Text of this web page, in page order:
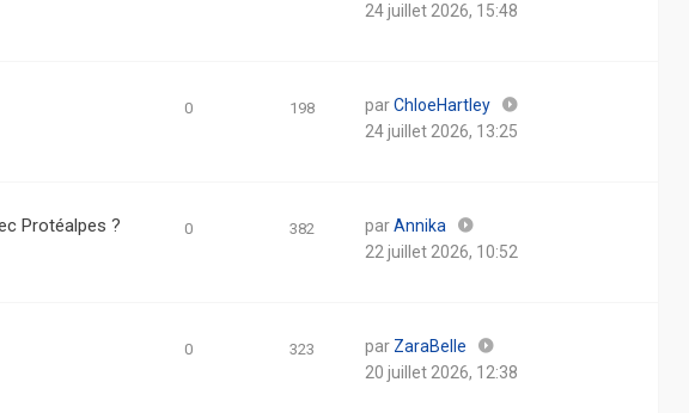
24 juillet 2026, 15:48
0 198 parChloeHartley
24 juillet 2026, 13:25
Protéalpes ? 0 382 parAnnika
22 juillet 2026, 10:52
0 323 par ZaraBelle
20 juillet 2026, 12:38